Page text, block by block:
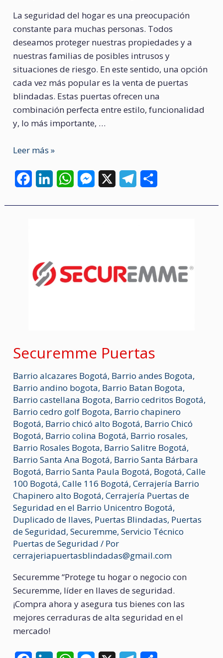
La seguridad del hogar es una preocupación
constante para muchas personas. Todos
deseamos proteger nuestras propiedades y a
nuestras familias de posibles intrusos y
situaciones de riesgo. En este sentido, una opción
cada vez más popular es la venta de puertas
blindadas. Estas puertas ofrecen una
combinación perfecta entre estilo, funcionalidad
y, lo más importante, …
Puertas
Leer más »
o
o
d
I
W
A
p
M
n
g
a
r
t
Securemme Puertas
Barrio alcazares Bogotá, Barrio andes Bogota,
Barrio andino bogota, Barrio Batan Bogota,
Barrio castellana Bogota, Barrio cedritos Bogotá,
Barrio cedro golf Bogota, Barrio chapinero
Bogotá, Barrio chicó alto Bogotá, Barrio Chicó
Bogotá, Barrio colina Bogotá, Barrio rosales,
Barrio Rosales Bogota, Barrio Salitre Bogotá,
Barrio Santa Ana Bogotá, Barrio Santa Bárbara
Bogotá, Barrio Santa Paula Bogotá, Bogotá,Calle
100 Bogotá,Calle 116 Bogotá,Cerrajería Barrio
Chapinero alto Bogotá,Cerrajería Puertas de
Seguridad en el Barrio Unicentro Bogotá,
Duplicado de llaves, Puertas Blindadas, Puertas
de Seguridad,Securemme,Servicio Técnico
Puertas de Seguridad / Por
cerrajeriapuertasblindadas@gmail.com
Securemme “Protege tu hogar o negocio con
Securemme, líder en llaves de seguridad.
¡Compra ahora y asegura tus bienes con las
mejores cerraduras de alta seguridad en el
mercado!